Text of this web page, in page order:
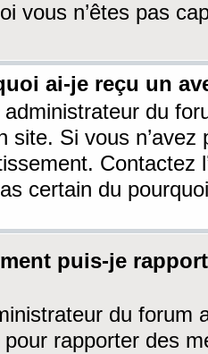
vous n’êtes pas
ai-je reçu un
administrateur du
site. Si vous
Contactez
certain du
puis-je
du forum
pour rapporter des